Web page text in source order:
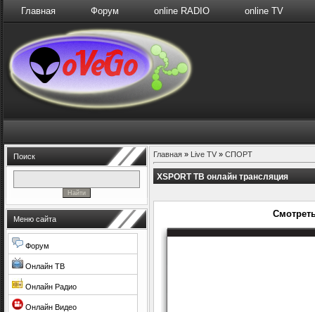
Главная Форум online RADIO online TV
Поиск
Меню сайта
Форум
Онлайн ТВ
Онлайн Радио
Онлайн Видео
Главная » Live TV » СПОРТ
XSPORT ТВ онлайн трансляция